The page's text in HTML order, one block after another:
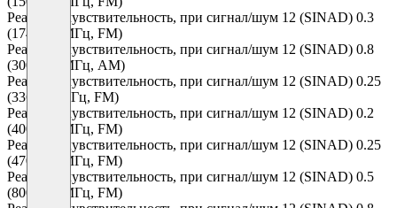
Реальная чувствительность, при сигнал/шум 12 (SINAD) 0.3
(174-300 МГц, FМ)
Реальная чувствительность, при сигнал/шум 12 (SINAD) 0.8
(300-336 МГц, AМ)
Реальная чувствительность, при сигнал/шум 12 (SINAD) 0.25
(336-420МГц, FМ)
Реальная чувствительность, при сигнал/шум 12 (SINAD) 0.2
(400-470 МГц, FМ)
Реальная чувствительность, при сигнал/шум 12 (SINAD) 0.25
(470-520 МГц, FМ)
Реальная чувствительность, при сигнал/шум 12 (SINAD) 0.5
(800-900 МГц, FМ)